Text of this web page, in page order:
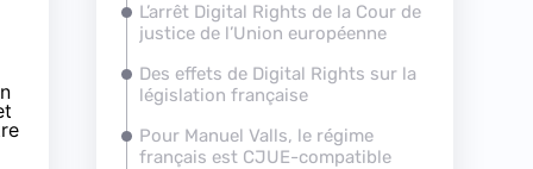
L’arrêt Digital Rights de la Cour de
justice de l’Union européenne
Des effets de Digital Rights sur la
législation française
Pour Manuel Valls, le régime
français est CJUE-compatible